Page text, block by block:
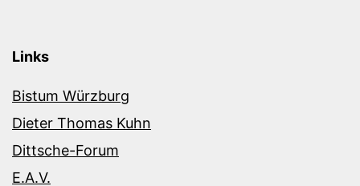
Links
Bistum Würzburg
Dieter Thomas Kuhn
Dittsche-Forum
E.A.V.